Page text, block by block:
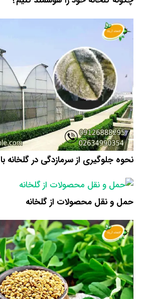
نحوه جلوگیری از سرمازدگی در گلخانه با 8 روش کاربردی
حمل و نقل محصولات از گلخانه